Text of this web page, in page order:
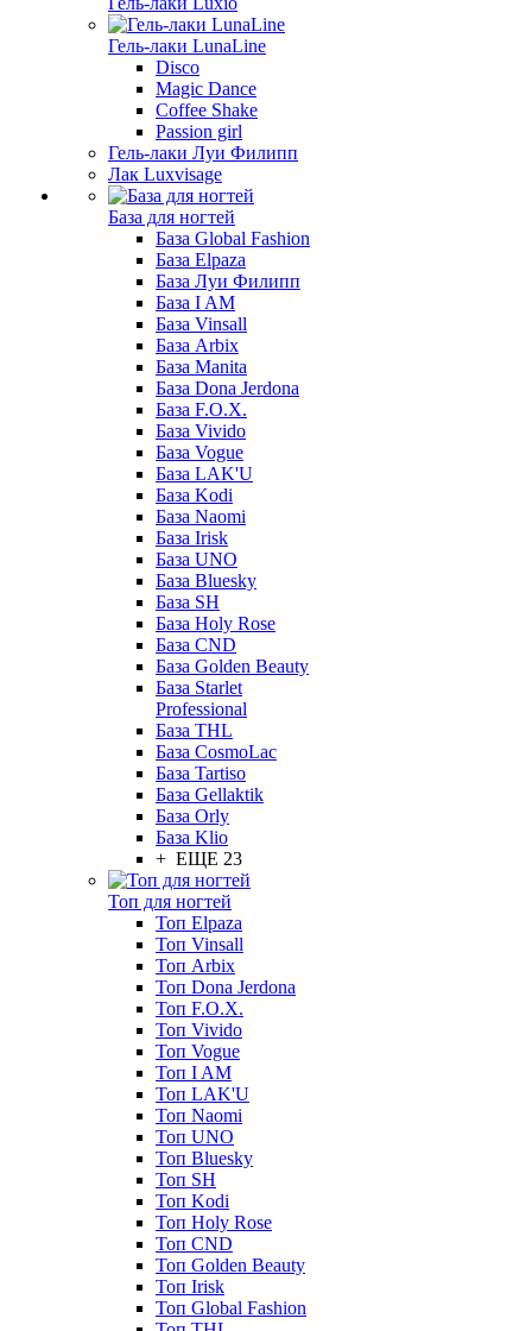
Гель-лаки LunaLine
Disco
Magic Dance
Coffee Shake
Passion girl
Гель-лаки Луи Филипп
Лак Luxvisage
База для ногтей
База Global Fashion
База Elpaza
База Луи Филипп
База I AM
База Vinsall
База Arbix
База Manita
База Dona Jerdona
База F.O.X.
База Vivido
База Vogue
База LAK'U
База Kodi
База Naomi
База Irisk
База UNO
База Bluesky
База SH
База Holy Rose
База CND
База Golden Beauty
База Starlet
Professional
База THL
База CosmoLac
База Tartiso
База Gellaktik
База Orly
База Klio
+ ЕЩЕ 23
Топ для ногтей
Топ Elpaza
Топ Vinsall
Топ Arbix
Топ Dona Jerdona
Топ F.O.X.
Топ Vivido
Топ Vogue
Топ I AM
Топ LAK'U
Топ Naomi
Топ UNO
Топ Bluesky
Топ SH
Топ Kodi
Топ Holy Rose
Топ CND
Топ Golden Beauty
Топ Irisk
Топ Global Fashion